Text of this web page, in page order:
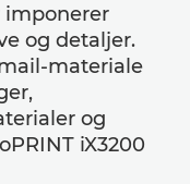
imponerer
og detaljer.
materiale
og
iX3200